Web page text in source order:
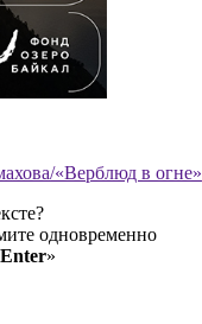
«Верблюд в огне»
одновременно
Enter»